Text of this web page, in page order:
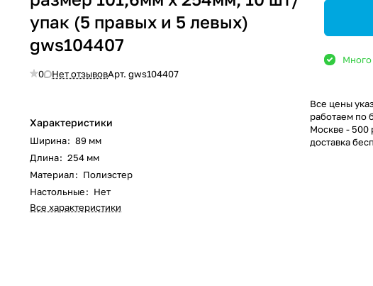
упак (5 правых и 5 левых)
gws104407
0 Нет отзывовАрт.gws104407
Характеристики
Ширина: 89 мм
Длина: 254 мм
Материал: Полиэстер
Настольные: Нет
Все характеристики
Много
Все цены
работаем по
Москве - 500
доставка